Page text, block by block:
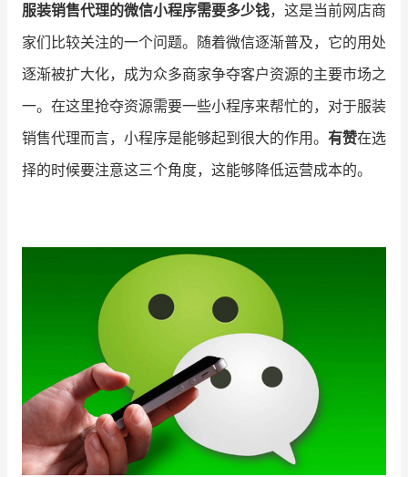
行业洞察
品牌消费观 行业报告
新零售资讯
培训课程
增长俱乐部
社群交流
合作共进
入驻有赞
认证服务商 设计服务商
服装销售代理的微信小程序需要多少钱，这是当前网店商
家们比较关注的一个问题。随着微信逐渐普及，它的用处
逐渐被扩大化，成为众多商家争夺客户资源的主要市场之
一。在这里抢夺资源需要一些小程序来帮忙的，对于服装
销售代理而言，小程序是能够起到很大的作用。 有赞在选
择的时候要注意这三个角度，这能够降低运营成本的。